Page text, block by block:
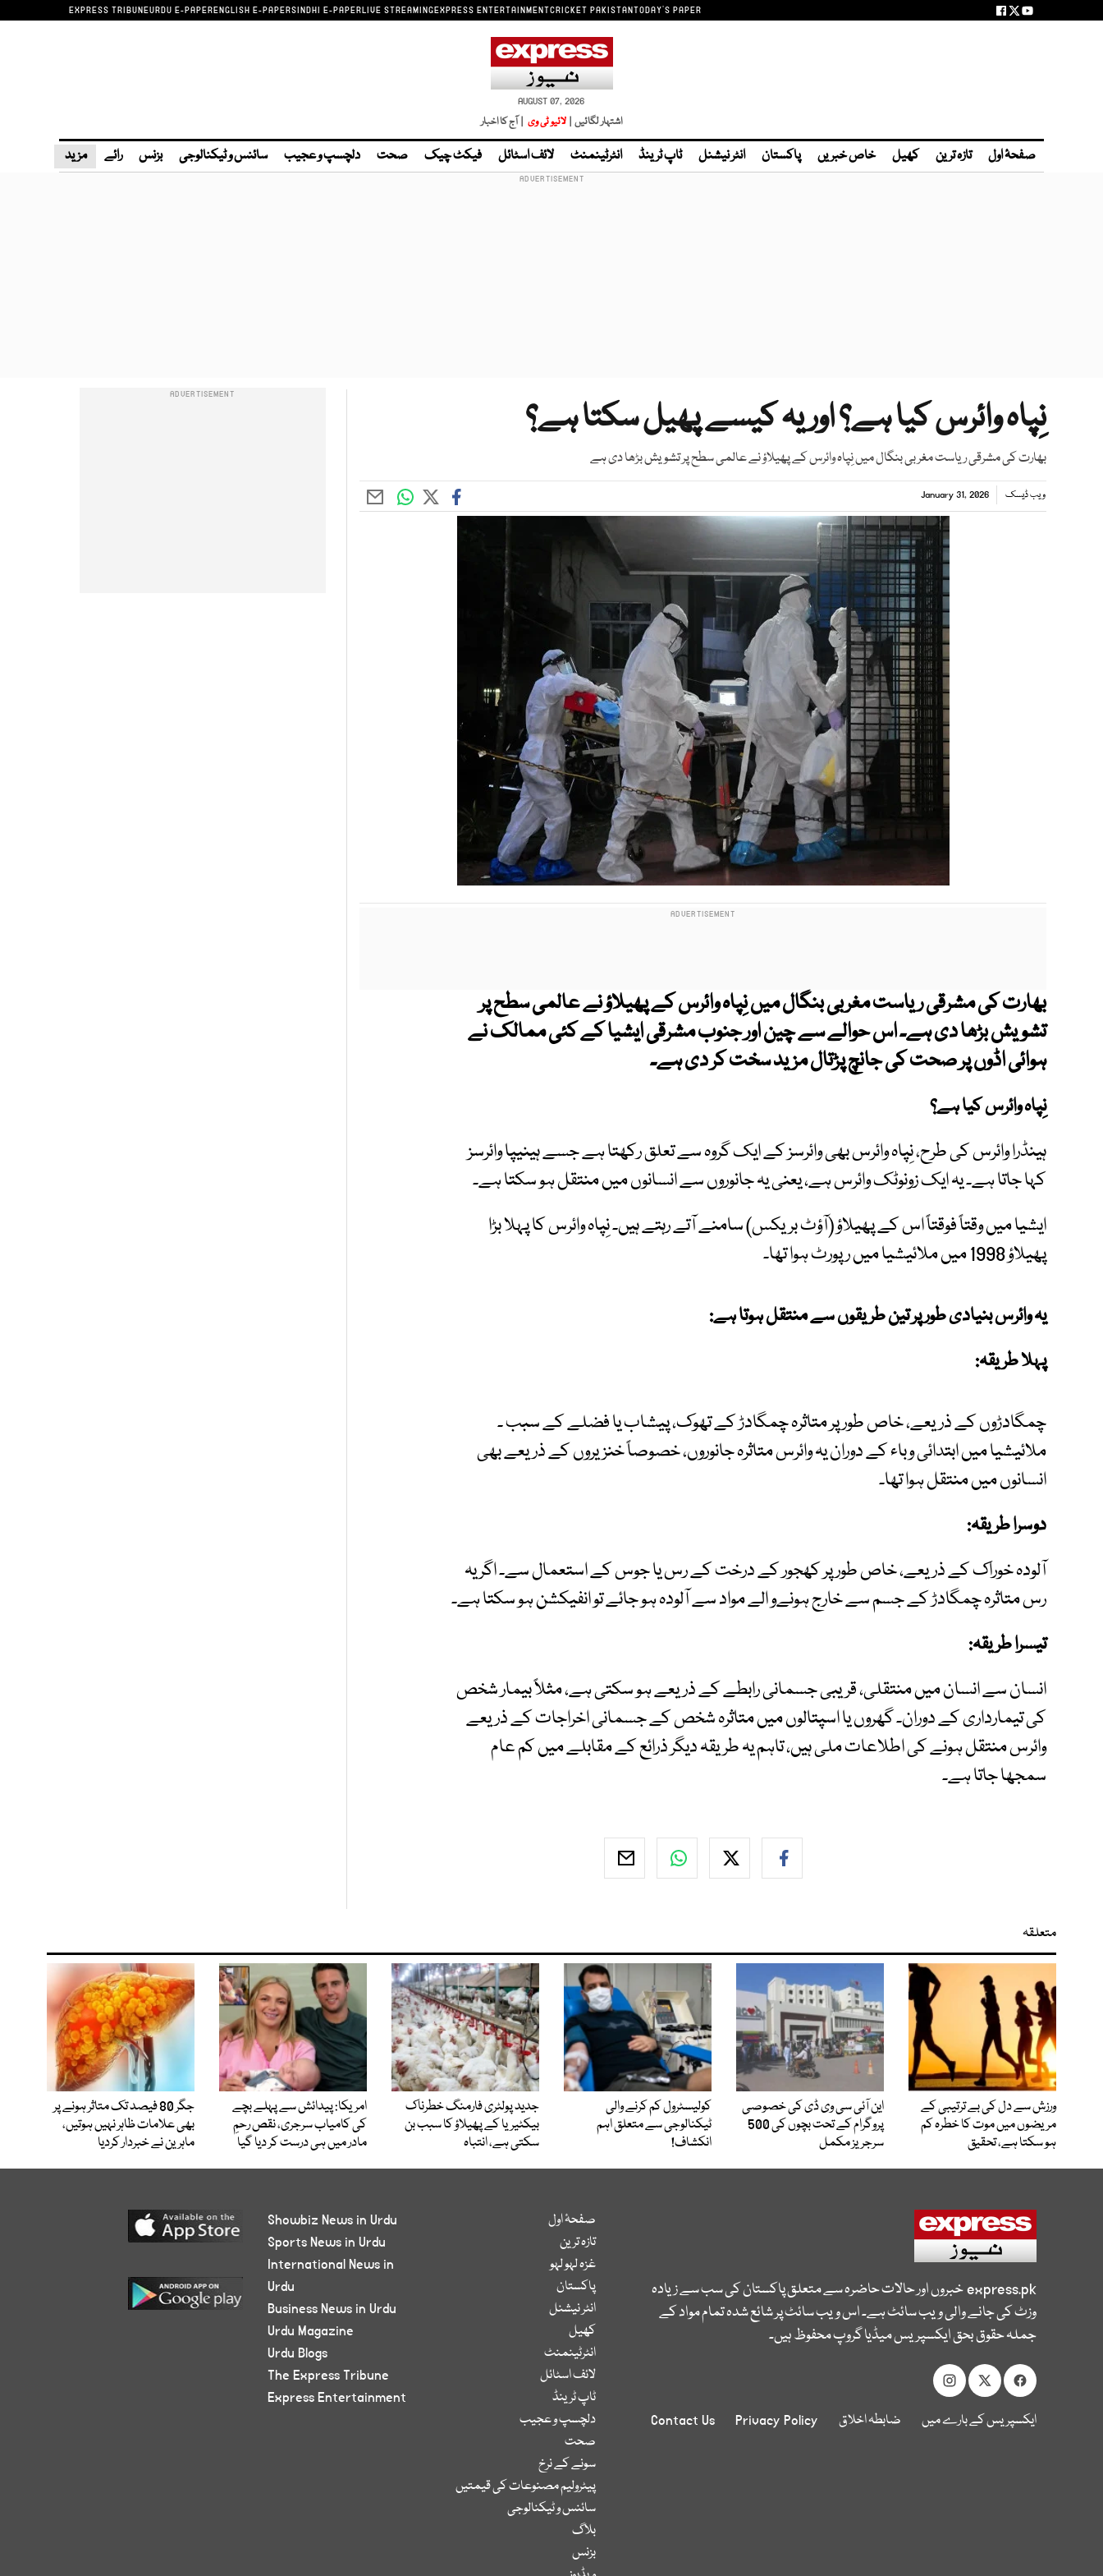
EXPRESS TRIBUNEURDU E-PAPERENGLISH E-PAPERSINDHI E-PAPERLIVE STREAMINGEXPRESS ENTERTAINMENTCRICKET PAKISTANTODAY'S PAPER
AUGUST 07, 2026
اشتہار لگائیں | لائیو ٹی وی | آج کا اخبار
صفحۂ اول تازہ ترین کھیل خاص خبریں پاکستان انٹر نیشنل ٹاپ ٹرینڈ انٹرٹینمنٹ لائف اسٹائل فیکٹ چیک صحت دلچسپ و عجیب سائنس و ٹیکنالوجی بزنس رائے مزید
نِپاہ وائرس کیا ہے؟ اور یہ کیسے پھیل سکتا ہے؟
بھارت کی مشرقی ریاست مغربی بنگال میں نِپاہ وائرس کے پھیلاؤ نے عالمی سطح پر تشویش بڑھا دی ہے
ویب ڈیسک January 31, 2026
بھارت کی مشرقی ریاست مغربی بنگال میں نِپاہوائرس کے پھیلاؤ نے عالمی سطح پر
تشویش بڑھا دی ہے۔ اس حوالے سے چین اور جنوب مشرقی ایشیا کے کئی ممالک نے
ہوائی اڈوں پر صحت کی جانچ پڑتال مزید سخت کر دی ہے۔
نِپاہ وائرس کیا ہے؟
ہینڈرا وائرس کی طرح، نِپاہ وائرس بھی وائرسز کے ایک گروہ سے تعلق رکھتا ہے جسے ہینیپا وائرسز
کہا جاتا ہے۔ یہ ایک زونوٹک وائرس ہے، یعنی یہ جانوروں سے انسانوں میں منتقل ہو سکتا ہے۔
ایشیا میں وقتاً فوقتاً اس کے پھیلاؤ (آؤٹ بریکس) سامنے آتے رہتے ہیں۔ نِپاہ وائرس کا پہلا بڑا
پھیلاؤ 1998 میں ملائیشیا میں رپورٹ ہوا تھا۔
یہ وائرس بنیادی طور پر تین طریقوں سے منتقل ہوتا ہے:
پہلا طریقہ:
چمگادڑوں کے ذریعے، خاص طور پر متاثرہ چمگادڑ کے تھوک، پیشاب یا فضلے کے سبب ۔
ملائیشیا میں ابتدائی وباء کے دوران یہ وائرس متاثرہ جانوروں، خصوصاً خنزیروں کے ذریعے بھی
انسانوں میں منتقل ہوا تھا۔
دوسرا طریقہ:
آلودہ خوراک کے ذریعے، خاص طور پر کھجور کے درخت کے رس یا جوس کے استعمال سے۔ اگر یہ
رس متاثرہ چمگادڑ کے جسم سے خارج ہونےو الے مواد سے آلودہ ہو جائے تو انفیکشن ہو سکتا ہے۔
تیسرا طریقہ:
انسان سے انسان میں منتقلی، قریبی جسمانی رابطے کے ذریعے ہو سکتی ہے، مثلاً بیمار شخص
کی تیمارداری کے دوران۔ گھروں یا اسپتالوں میں متاثرہ شخص کے جسمانی اخراجات کے ذریعے
وائرس منتقل ہونے کی اطلاعات ملی ہیں، تاہم یہ طریقہ دیگر ذرائع کے مقابلے میں کم عام
سمجھا جاتا ہے۔
متعلقہ
ورزش سے دل کی بے ترتیبی کے
مریضوں میں موت کا خطرہ کم
ہو سکتا ہے، تحقیق
این آئی سی وی ڈی کی خصوصی
پروگرام کے تحت بچوں کی 500
سرجریز مکمل
کولیسٹرول کم کرنے والی
ٹیکنالوجی سے متعلق اہم
انکشاف!
جدید پولٹری فارمنگ خطرناک
بیکٹیریا کے پھیلاؤ کا سبب بن
سکتی ہے، انتباہ
امریکا: پیدائش سے پہلے بچے
کی کامیاب سرجری، نقص رحمِ
مادر میں ہی درست کر دیا گیا
جگر 80 فیصد تک متاثر ہونے پر
بھی علامات ظاہر نہیں ہوتیں،
ماہرین نے خبردار کردیا
express.pkخبروں اور حالات حاضرہ سے متعلق پاکستان کی سب سے زیادہ
وزٹ کی جانے والی ویب سائٹ ہے۔ اس ویب سائٹ پر شائع شدہ تمام مواد کے
جملہ حقوق بحق ایکسپریس میڈیا گروپ محفوظ ہیں۔
ایکسپریس کے بارے میں ضابطہ اخلاق Privacy Policy
Contact Us
صفحۂ اول
تازہ ترین
غزہ لہو لہو
پاکستان
انٹر نیشنل
کھیل
انٹرٹینمنٹ
لائف اسٹائل
ٹاپ ٹرینڈ
دلچسپ و عجیب
صحت
سونے کے نرخ
پیٹرولیم مصنوعات کی قیمتیں
سائنس و ٹیکنالوجی
بلاگ
بزنس
Showbiz News in Urdu
Sports News in Urdu
International News in
Urdu
Business News in Urdu
Urdu Magazine
Urdu Blogs
The Express Tribune
Express Entertainment